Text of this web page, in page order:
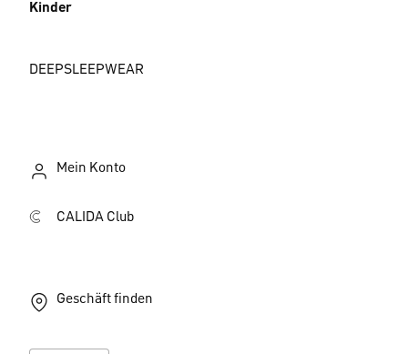
Kinder
DEEPSLEEPWEAR
Mein Konto
CALIDA Club
Geschäft finden